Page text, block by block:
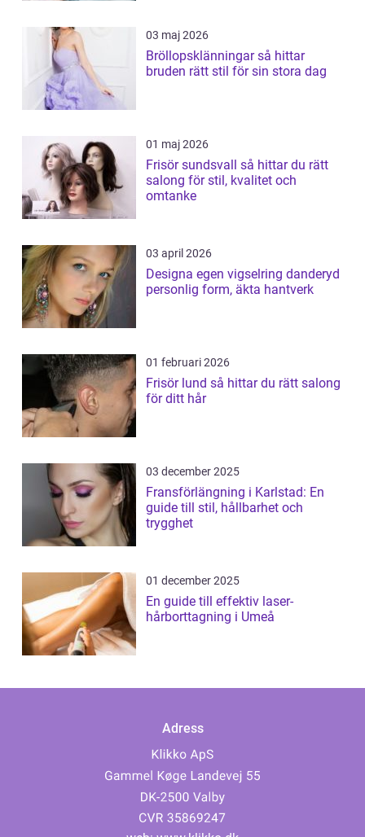
03 maj 2026
Bröllopsklänningar så hittar
bruden rätt stil för sin stora dag
01 maj 2026
Frisör sundsvall så hittar du rätt
salong för stil, kvalitet och
omtanke
03 april 2026
Designa egen vigselring danderyd
personlig form, äkta hantverk
01 februari 2026
Frisör lund så hittar du rätt salong
för ditt hår
03 december 2025
Fransförlängning i Karlstad: En
guide till stil, hållbarhet och
trygghet
01 december 2025
En guide till effektiv laser-
hårborttagning i Umeå
Adress